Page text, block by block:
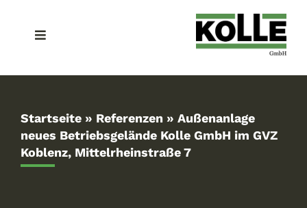
springenToggle
Unternehmen
Leistungen
Startseite» Referenzen » Außenanlage
neues Betriebsgelände Kolle GmbH im GVZ
Koblenz, Mittelrheinstraße 7